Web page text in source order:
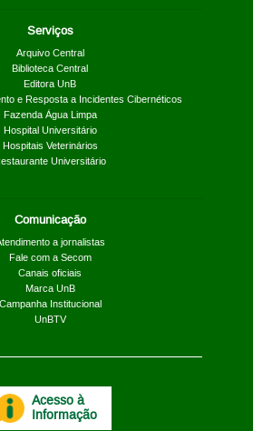
Serviços
Arquivo Central
Biblioteca Central
Editora UnB
e Resposta a Incidentes Cibernéticos
Fazenda Água Limpa
Hospital Universitário
Hospitais Veterinários
Universitário
Comunicação
a jornalistas
Fale com a Secom
Canais oficiais
Marca UnB
Campanha Institucional
UnBTV
Acesso à
Informação